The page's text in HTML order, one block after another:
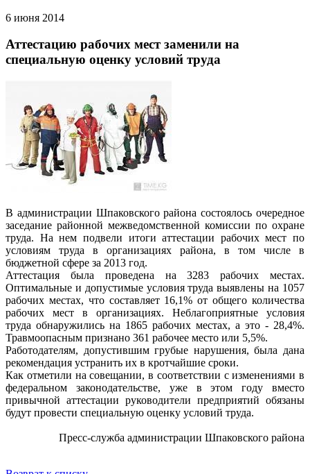
6 июня 2014
Аттестацию рабочих мест заменили на
специальную оценку условий труда
В администрации Шпаковского района состоялось очередное
заседание районной межведомственной комиссии по охране
труда. На нем подвели итоги аттестации рабочих мест по
условиям труда в организациях района, в том числе в
бюджетной сфере за 2013 год.
Аттестация была проведена на 3283 рабочих местах.
Оптимальные и допустимые условия труда выявлены на 1057
рабочих местах, что составляет 16,1% от общего количества
рабочих мест в организациях. Неблагоприятные условия
труда обнаружились на 1865 рабочих местах, а это - 28,4%.
Травмоопасным признано 361 рабочее место или 5,5%.
Работодателям, допустившим грубые нарушения, была дана
рекомендация устранить их в кротчайшие сроки.
Как отметили на совещании, в соответствии с изменениями в
федеральном законодательстве, уже в этом году вместо
привычной аттестации руководители предприятий обязаны
будут провести специальную оценку условий труда.
Пресс-служба администрации Шпаковского района